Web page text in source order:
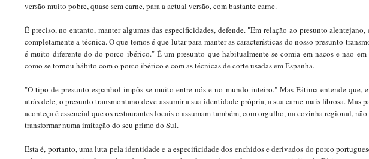
versão muito pobre, quase sem carne, para a actual versão, com bastante carne.
É preciso, no entanto, manter algumas das especificidades, defende. "Em relação ao presunto alentejano,
completamente a técnica. O que temos é que lutar para manter as características do nosso presunto
é muito diferente do do porco ibérico." É um presunto que habitualmente se comia em nacos e não em
como se tornou hábito com o porco ibérico e com as técnicas de corte usadas em Espanha.
"O tipo de presunto espanhol impôs-se muito entre nós e no mundo inteiro." Mas Fátima entende que,
atrás dele, o presunto transmontano deve assumir a sua identidade própria, a sua carne mais fibrosa. Mas
aconteça é essencial que os restaurantes locais o assumam também, com orgulho, na cozinha regional,
transformar numa imitação do seu primo do Sul.
Esta é, portanto, uma luta pela identidade e a especificidade dos enchidos e derivados do porco